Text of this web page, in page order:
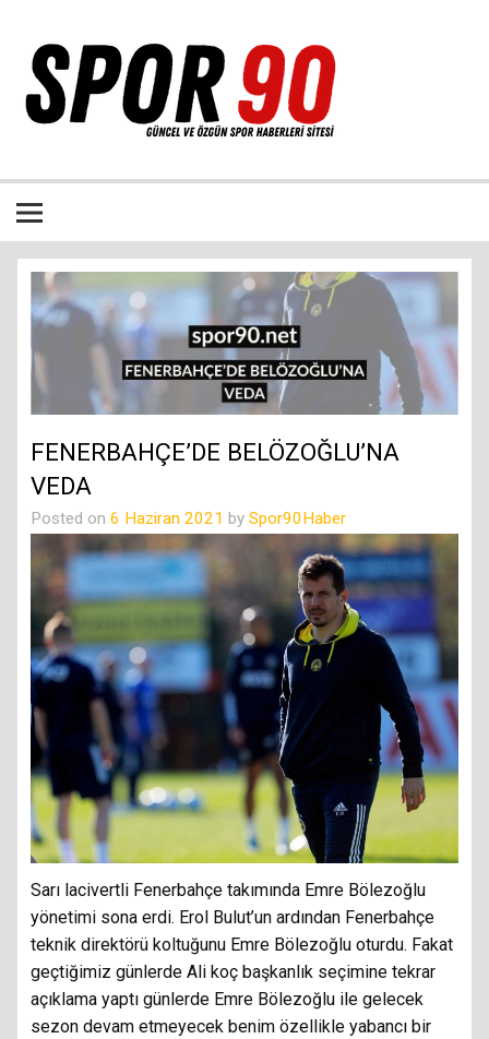
FENERBAHÇE’DE BELÖZOĞLU’NA
VEDA
Posted on 6 Haziran 2021 by Spor90Haber
Sarı lacivertli Fenerbahçe takımında Emre Bölezoğlu
yönetimi sona erdi. Erol Bulut’un ardından Fenerbahçe
teknik direktörü koltuğunu Emre Bölezoğlu oturdu. Fakat
geçtiğimiz günlerde Ali koç başkanlık seçimine tekrar
açıklama yaptı günlerde Emre Bölezoğlu ile gelecek
sezon devam etmeyecek benim özellikle yabancı bir